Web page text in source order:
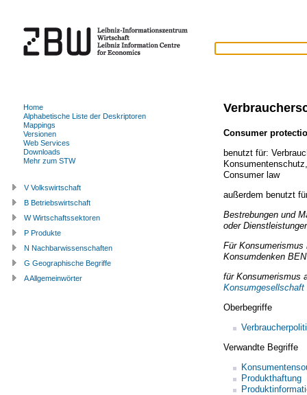
Consumer
benutzt für:
Konsumentenschutz
Consumer law
außerdem benutzt
Bestrebungen und
oder
Für Konsumerismus
Konsumdenken
für Konsumerismus
Konsumgesellschaft
Oberbegriffe
Verwandte Begriffe
Produkthaftung
Home
Alphabetische Liste der Deskriptoren
Mappings
Versionen
Web Services
Downloads
Mehr zum STW
V Volkswirtschaft
B Betriebswirtschaft
W Wirtschaftssektoren
P Produkte
N Nachbarwissenschaften
G Geographische Begriffe
A Allgemeinwörter